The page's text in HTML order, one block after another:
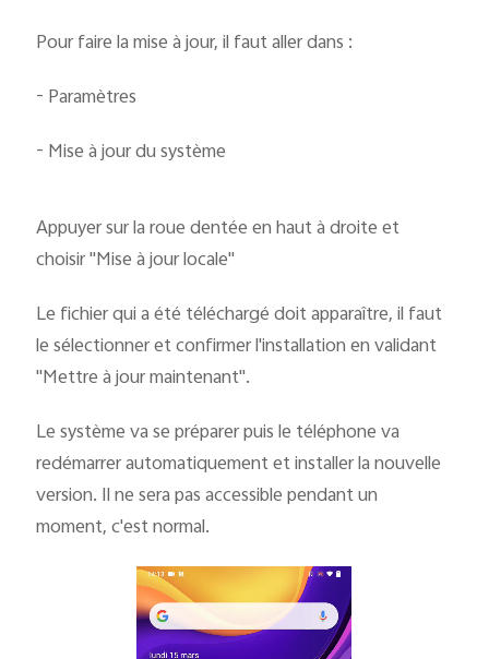
Pour faire la mise à jour, il faut aller dans :
- Paramètres
- Mise à jour du système
Appuyer sur la roue dentée en haut à droite et
choisir "Mise à jour locale"
Le fichier qui a été téléchargé doit apparaître, il faut
le sélectionner et confirmer l'installation en validant
"Mettre à jour maintenant".
Le système va se préparer puis le téléphone va
redémarrer automatiquement et installer la nouvelle
version. Il ne sera pas accessible pendant un
moment, c'est normal.